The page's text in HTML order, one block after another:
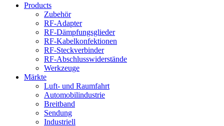
Products
Zubehör
RF-Adapter
RF-Dämpfungsglieder
RF-Kabelkonfektionen
RF-Steckverbinder
RF-Abschlusswiderstände
Werkzeuge
Märkte
Luft- und Raumfahrt
Automobilindustrie
Breitband
Sendung
Industriell